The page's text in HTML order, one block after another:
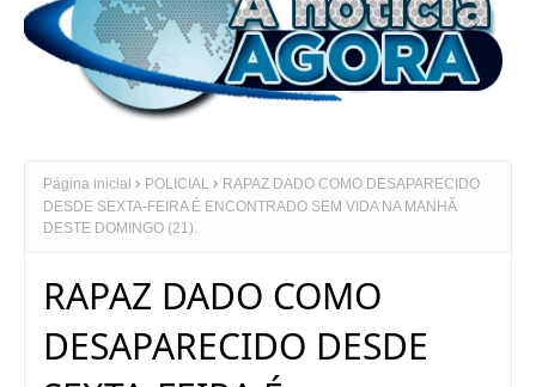
Página inicial POLICIAL
RAPAZ DADO COMO DESAPARECIDO
DESDE SEXTA-FEIRA É ENCONTRADO SEM VIDA NA MANHÃ
DESTE DOMINGO (21).
RAPAZ DADO COMO
DESAPARECIDO DESDE